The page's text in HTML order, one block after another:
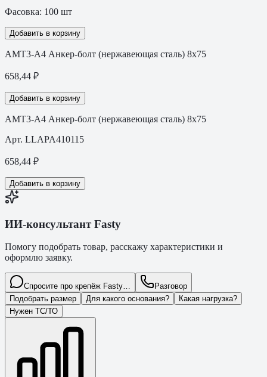
Фасовка: 100 шт
Добавить в корзину
АМТ3-А4 Анкер-болт (нержавеющая сталь) 8x75
658,44 ₽
Добавить в корзину
АМТ3-А4 Анкер-болт (нержавеющая сталь) 8x75
Арт. LLAPA410115
658,44 ₽
Добавить в корзину
ИИ-консультант Fasty
Помогу подобрать товар, расскажу характеристики и
оформлю заявку.
Спросите про крепёж Fasty…
Разговор
Подобрать размер
Для какого основания?
Какая нагрузка?
Нужен ТС/ТО